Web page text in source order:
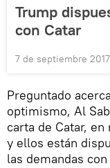
Trump
con Catar
7 de septiembre
Preguntado
optimismo, Al
carta de Catar,
y ellos están
las demandas